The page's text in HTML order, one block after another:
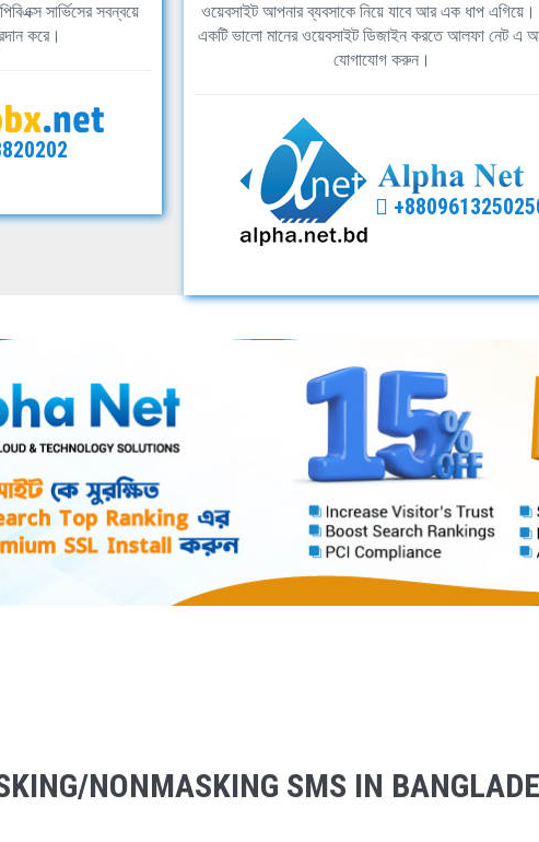
সার্ভিসের সবন্বয়ে
করে।
ওয়েবসাইট আপনার ব্যবসাকে নিয়ে যাবে আর এক ধাপ
একটি ভালো মানের ওয়েবসাইট ডিজাইন করতে আলফা নেট এ
যোগাযোগ করুন।
NONMASKING SMS IN